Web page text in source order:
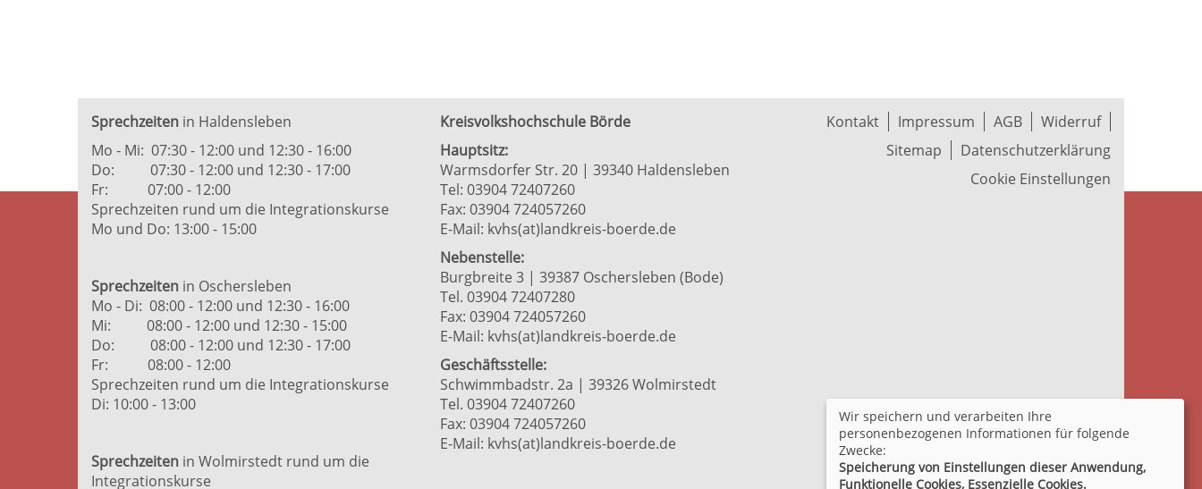
Sprechzeiten in Haldensleben
Mo - Mi: 07:30 - 12:00 und 12:30 - 16:00
Do: 07:30 - 12:00 und 12:30 - 17:00
Fr: 07:00 - 12:00
Sprechzeiten rund um die Integrationskurse
Mo und Do: 13:00 - 15:00
Sprechzeiten in Oschersleben
Mo - Di: 08:00 - 12:00 und 12:30 - 16:00
Mi: 08:00 - 12:00 und 12:30 - 15:00
Do: 08:00 - 12:00 und 12:30 - 17:00
Fr: 08:00 - 12:00
Sprechzeiten rund um die Integrationskurse
Di: 10:00 - 13:00
Sprechzeiten in Wolmirstedt rund um die
Integrationskurse
Kreisvolkshochschule Börde
Hauptsitz:
Warmsdorfer Str. 20 | 39340 Haldensleben
Tel: 03904 72407260
Fax: 03904 724057260
E-Mail: kvhs(at)landkreis-boerde.de
Nebenstelle:
Burgbreite 3 | 39387 Oschersleben (Bode)
Tel. 03904 72407280
Fax: 03904 724057260
E-Mail: kvhs(at)landkreis-boerde.de
Geschäftsstelle:
Schwimmbadstr. 2a | 39326 Wolmirstedt
Tel. 03904 72407260
Fax: 03904 724057260
E-Mail: kvhs(at)landkreis-boerde.de
Kontakt Impressum AGB
Widerruf
Sitemap
Datenschutzerklärung
Cookie Einstellungen
Wir speichern und verarbeiten Ihre
personenbezogenen Informationen für folgende
Zwecke:
Speicherung von Einstellungen dieser Anwendung,
Funktionelle Cookies, Essenzielle Cookies.